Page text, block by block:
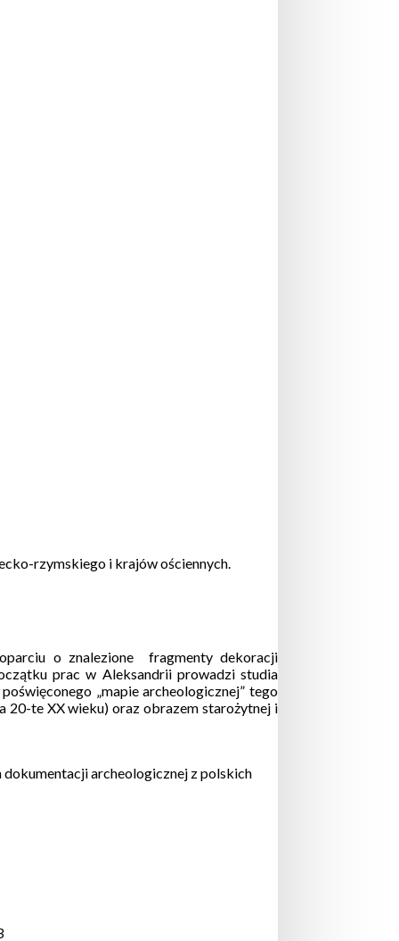
rzymskiego i krajów ościennych.
o znalezione fragmenty dekoracji
prac w Aleksandrii prowadzi studia
„mapie archeologicznej” tego
20-te XX wieku) oraz obrazem starożytnej i
archeologicznej z polskich